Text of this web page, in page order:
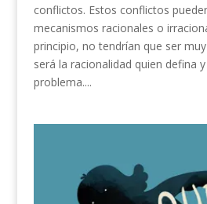
conflictos. Estos conflictos
mecanismos racionales o
principio, no tendrían que ser
será la racionalidad quien defina
problema....